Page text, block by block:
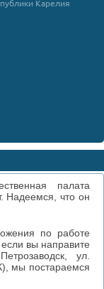
Карелия
палата
Надеемся, что он
по работе
вы направите
ул.
мы постараемся